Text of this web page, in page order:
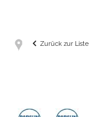
Zurück zur Liste